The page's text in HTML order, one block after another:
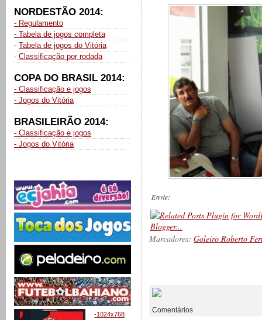
NORDESTÃO 2014:
- Regulamento
- Tabela de jogos completa
- Tabela de jogos do Vitória
- Classificação por rodada
COPA DO BRASIL 2014:
- Classificação e jogos
- Jogos do Vitória
BRASILEIRÃO 2014:
- Classificação e jogos
- Jogos do Vitória
-1024x768
Envie:
Marcadores: Goleiro Roberto
Comentários